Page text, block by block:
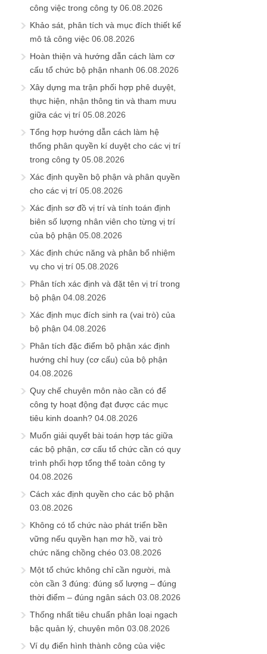
công việc trong công ty 06.08.2026
Khảo sát, phân tích và mục đích thiết kế
mô tả công việc 06.08.2026
Hoàn thiện và hướng dẫn cách làm cơ
cấu tổ chức bộ phận nhanh 06.08.2026
Xây dựng ma trận phối hợp phê duyệt,
thực hiện, nhận thông tin và tham mưu
giữa các vị trí 05.08.2026
Tổng hợp hướng dẫn cách làm hệ
thống phân quyền kí duyệt cho các vị trí
trong công ty 05.08.2026
Xác định quyền bộ phận và phân quyền
cho các vị trí 05.08.2026
Xác định sơ đồ vị trí và tính toán định
biên số lượng nhân viên cho từng vị trí
của bộ phận 05.08.2026
Xác định chức năng và phân bổ nhiệm
vụ cho vị trí 05.08.2026
Phân tích xác định và đặt tên vị trí trong
bộ phận 04.08.2026
Xác định mục đích sinh ra (vai trò) của
bộ phận 04.08.2026
Phân tích đặc điểm bộ phận xác định
hướng chỉ huy (cơ cấu) của bộ phận
04.08.2026
Quy chế chuyên môn nào cần có để
công ty hoạt động đạt được các mục
tiêu kinh doanh? 04.08.2026
Muốn giải quyết bài toán hợp tác giữa
các bộ phận, cơ cấu tổ chức cần có quy
trình phối hợp tổng thể toàn công ty
04.08.2026
Cách xác định quyền cho các bộ phận
03.08.2026
Không có tổ chức nào phát triển bền
vững nếu quyền hạn mơ hồ, vai trò
chức năng chồng chéo 03.08.2026
Một tổ chức không chỉ cần người, mà
còn cần 3 đúng: đúng số lượng – đúng
thời điểm – đúng ngân sách 03.08.2026
Thống nhất tiêu chuẩn phân loại ngạch
bậc quản lý, chuyên môn 03.08.2026
Ví dụ điển hình thành công của việc